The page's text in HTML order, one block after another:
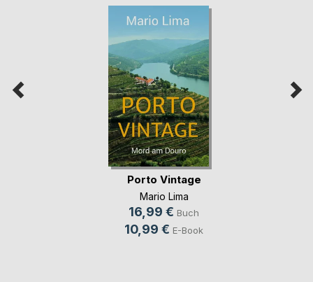
Porto Vintage
Mario Lima
16,99 € Buch
10,99 € E-Book